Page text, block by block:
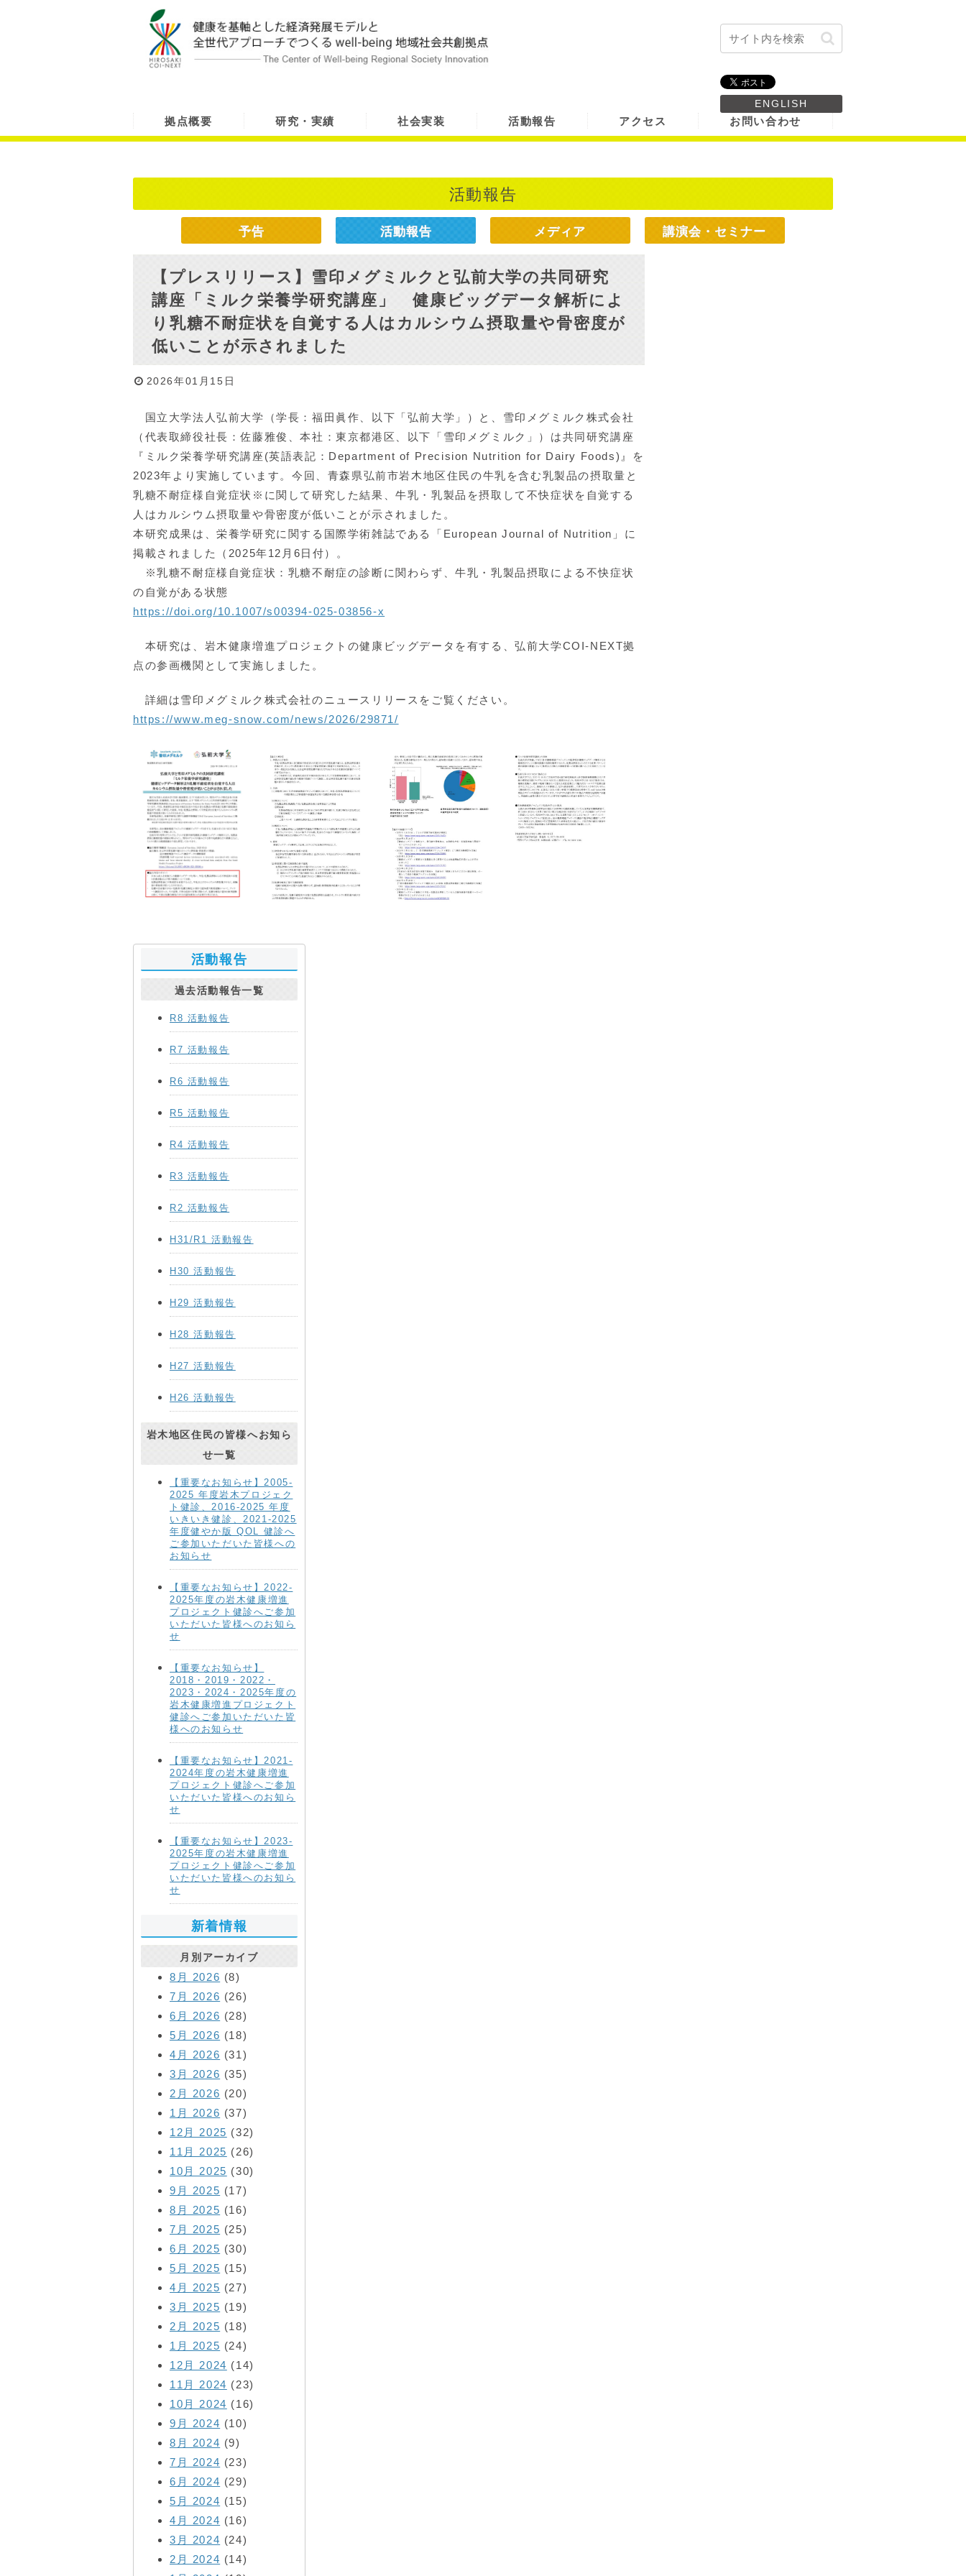
ENGLISH
拠点概要 研究・実績 社会実装 活動報告 アクセス お問い合わせ
活動報告
予告 活動報告 メディア 講演会・セミナー
【プレスリリース】雪印メグミルクと弘前大学の共同研究
講座「ミルク栄養学研究講座」 健康ビッグデータ解析によ
り乳糖不耐症状を自覚する人はカルシウム摂取量や骨密度が
低いことが示されました
2026年01月15日
国立大学法人弘前大学（学長：福田眞作、以下「弘前大学」）と、雪印メグミルク株式会社
（代表取締役社長：佐藤雅俊、本社：東京都港区、以下「雪印メグミルク」）は共同研究講座
『ミルク栄養学研究講座(英語表記：Department of Precision Nutrition for Dairy Foods)』を
2023年より実施しています。今回、青森県弘前市岩木地区住民の牛乳を含む乳製品の摂取量と
乳糖不耐症様自覚症状※に関して研究した結果、牛乳・乳製品を摂取して不快症状を自覚する
人はカルシウム摂取量や骨密度が低いことが示されました。
本研究成果は、栄養学研究に関する国際学術雑誌である「European Journal of Nutrition」に
掲載されました（2025年12月6日付）。
※乳糖不耐症様自覚症状：乳糖不耐症の診断に関わらず、牛乳・乳製品摂取による不快症状
の自覚がある状態
https://doi.org/10.1007/s00394-025-03856-x
本研究は、岩木健康増進プロジェクトの健康ビッグデータを有する、弘前大学COI-NEXT拠
点の参画機関として実施しました。
詳細は雪印メグミルク株式会社のニュースリリースをご覧ください。
https://www.meg-snow.com/news/2026/29871/
活動報告
過去活動報告一覧
R8 活動報告
R7 活動報告
R6 活動報告
R5 活動報告
R4 活動報告
R3 活動報告
R2 活動報告
H31/R1 活動報告
H30 活動報告
H29 活動報告
H28 活動報告
H27 活動報告
H26 活動報告
岩木地区住民の皆様へお知ら
せ一覧
【重要なお知らせ】2005-
2025 年度岩木プロジェク
ト健診、2016-2025 年度
いきいき健診、2021-2025
年度健やか版 QOL 健診へ
ご参加いただいた皆様への
お知らせ
【重要なお知らせ】2022-
2025年度の岩木健康増進
プロジェクト健診へご参加
いただいた皆様へのお知ら
せ
【重要なお知らせ】
2018・2019・2022・
2023・2024・2025年度の
岩木健康増進プロジェクト
健診へご参加いただいた皆
様へのお知らせ
【重要なお知らせ】2021-
2024年度の岩木健康増進
プロジェクト健診へご参加
いただいた皆様へのお知ら
せ
【重要なお知らせ】2023-
2025年度の岩木健康増進
プロジェクト健診へご参加
いただいた皆様へのお知ら
せ
新着情報
月別アーカイブ
8月 2026 (8)
7月 2026 (26)
6月 2026 (28)
5月 2026 (18)
4月 2026 (31)
3月 2026 (35)
2月 2026 (20)
1月 2026 (37)
12月 2025 (32)
11月 2025 (26)
10月 2025 (30)
9月 2025 (17)
8月 2025 (16)
7月 2025 (25)
6月 2025 (30)
5月 2025 (15)
4月 2025 (27)
3月 2025 (19)
2月 2025 (18)
1月 2025 (24)
12月 2024 (14)
11月 2024 (23)
10月 2024 (16)
9月 2024 (10)
8月 2024 (9)
7月 2024 (23)
6月 2024 (29)
5月 2024 (15)
4月 2024 (16)
3月 2024 (24)
2月 2024 (14)